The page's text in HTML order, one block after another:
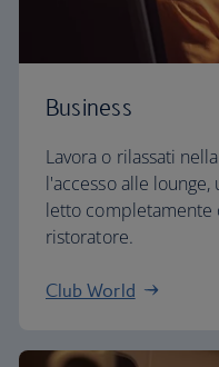
Business
Lavora o rilassati
l'accesso alle
letto completamente
ristoratore.
Club World